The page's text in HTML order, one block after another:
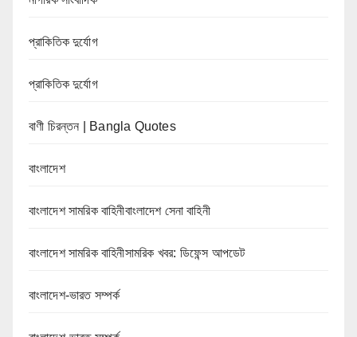
প্রাকিতিক দুর্যোগ
প্রাকিতিক দুর্যোগ
বাণী চিরন্তন | Bangla Quotes
বাংলাদেশ
বাংলাদেশ সামরিক বাহিনীবাংলাদেশ সেনা বাহিনী
বাংলাদেশ সামরিক বাহিনীসামরিক খবর: ডিফেন্স আপডেট
বাংলাদেশ-ভারত সম্পর্ক